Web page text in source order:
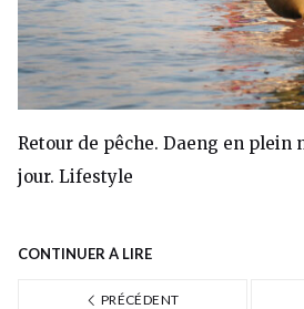
Retour de pêche. Daeng en plein
jour. Lifestyle
CONTINUER À LIRE
PRÉCÉDENT